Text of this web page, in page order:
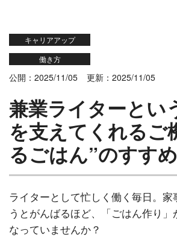
キャリアアップ
働き方
公開：2025/11/05 更新：2025/11/05
兼業ライターとい
を支えてくれるご
るごはん”のすすめ
ライターとして忙しく働く毎日。
うとがんばるほど、「ごはん作り
なっていませんか？